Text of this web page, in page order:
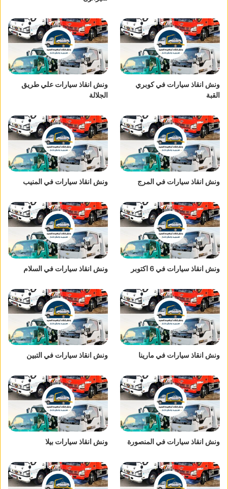
ونش انقاذ سيارات في كوبري
القبة
ونش انقاذ سيارات علي طريق
الجلالة
ونش انقاذ سيارات في المرج ونش انقاذ سيارات في المنيب
ونش انقاذ سيارات في 6 اكتوبر ونش انقاذ سيارات في السلام
ونش انقاذ سيارات في مارينا ونش انقاذ سيارات في التبين
ونش انقاذ سيارات في المنصورة ونش انقاذ سيارات بيلا